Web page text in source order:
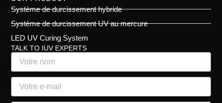
Système de durcissement hybride
Système de durcissement UV au mercure
LED UV Curing System
TALK TO IUV EXPERTS